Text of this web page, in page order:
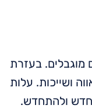
מוגבלים. בעזרת
ושייכות. עלות
ולהתחדש.